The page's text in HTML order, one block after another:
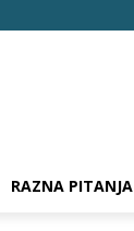
RAZNA PITANJA